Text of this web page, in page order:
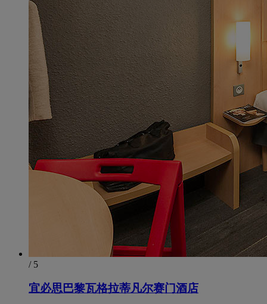
/ 5
宜必思巴黎瓦格拉蒂凡尔赛门酒店